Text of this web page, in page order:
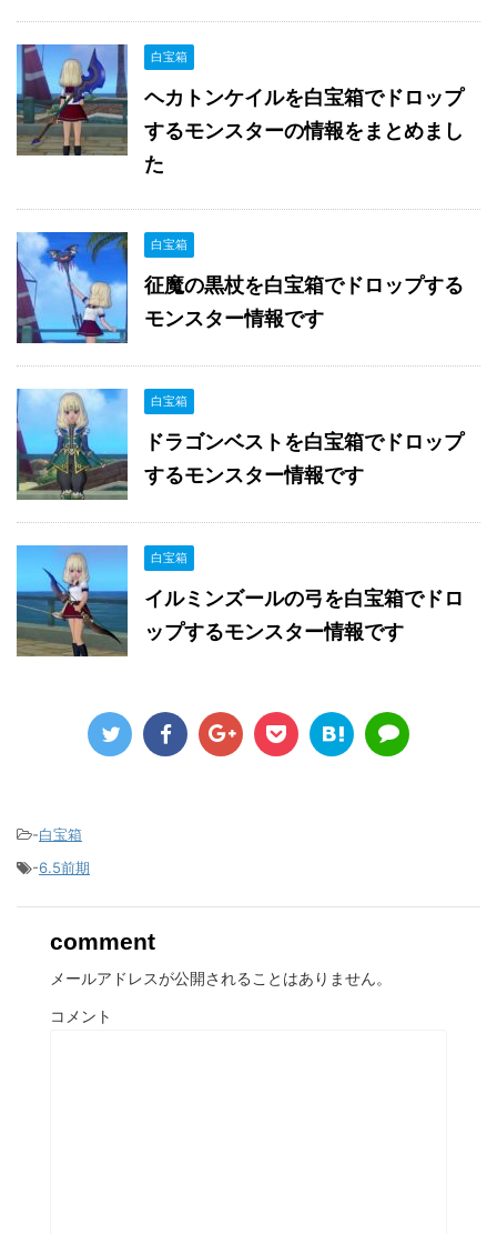
白宝箱
ヘカトンケイルを白宝箱でドロップ
するモンスターの情報をまとめまし
た
白宝箱
征魔の黒杖を白宝箱でドロップする
モンスター情報です
白宝箱
ドラゴンベストを白宝箱でドロップ
するモンスター情報です
白宝箱
イルミンズールの弓を白宝箱でドロ
ップするモンスター情報です
-白宝箱
-6.5前期
comment
メールアドレスが公開されることはありません。
コメント